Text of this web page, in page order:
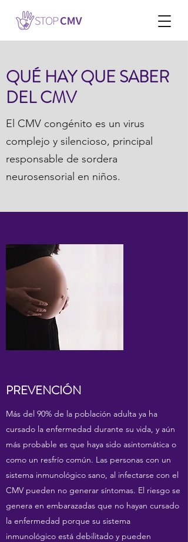
QUÉ HAY QUE SABER
DEL CMV
El CMV congénito es un virus
complejo y silencioso, principal
responsable de sordera
neurosensorial en niños.
PREVENCIÓN
Más del 90% de la población adulta ya ha
cursado la enfermedad durante su vida, y aún
más probable es que haya sido asintomática o
como un resfrío común. Las personas con un
sistema inmunológico sano, al infectarse con el
CMV pueden no generar síntomas. El riesgo se
genera en embarazadas que no hayan cursado
la enfermedad porque su sistema
inmunológico está debilitado y pueden